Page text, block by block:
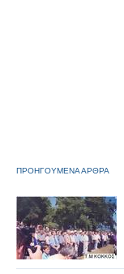
ΠΡΟΗΓΟΥΜΕΝΑ ΑΡΘΡΑ